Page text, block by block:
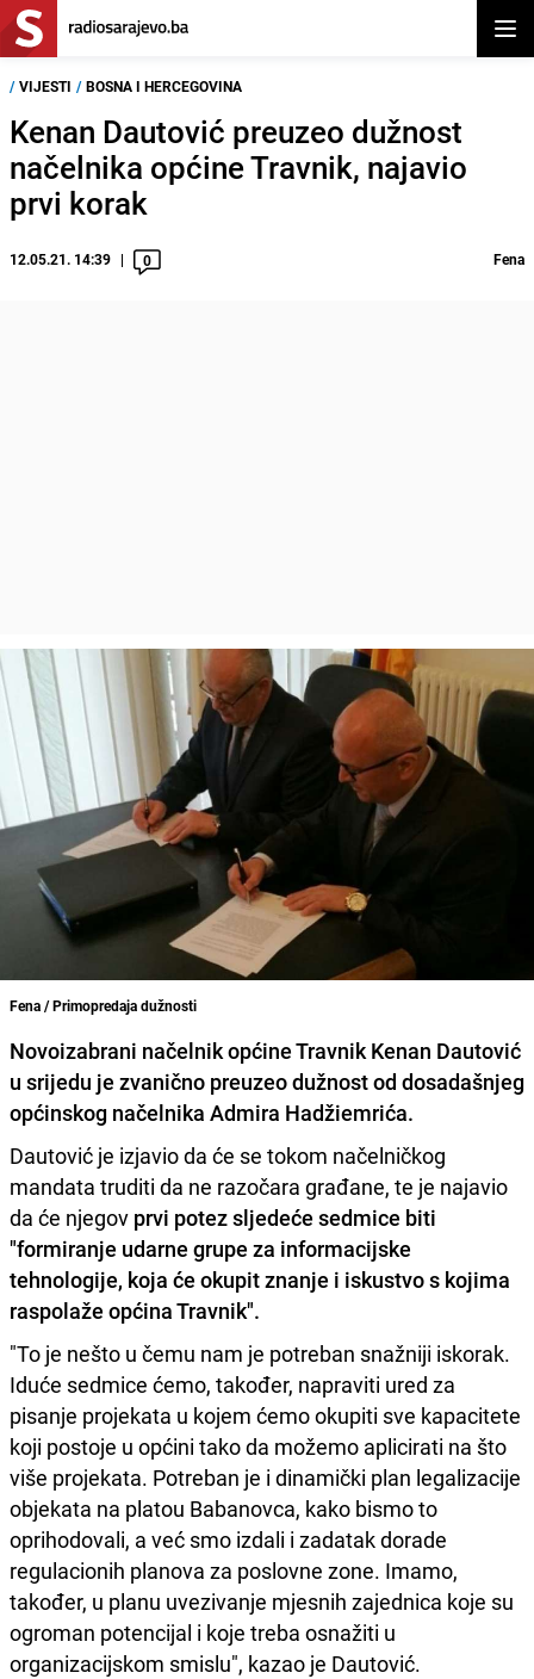
/ VIJESTI / BOSNA I HERCEGOVINA
Kenan Dautović preuzeo dužnost
načelnika općine Travnik, najavio
prvi korak
12.05.21. 14:39 0 Fena
Fena / Primopredaja dužnosti
Novoizabrani načelnik općine Travnik Kenan Dautović
u srijedu je zvanično preuzeo dužnost od dosadašnjeg
općinskog načelnika Admira Hadžiemrića.
Dautović je izjavio da će se tokom načelničkog
mandata truditi da ne razočara građane, te je najavio
da će njegov prvi potez sljedeće sedmice biti
"formiranje udarne grupe za informacijske
tehnologije, koja će okupit znanje i iskustvo s kojima
raspolaže općina Travnik".
"To je nešto u čemu nam je potreban snažniji iskorak.
Iduće sedmice ćemo, također, napraviti ured za
pisanje projekata u kojem ćemo okupiti sve kapacitete
koji postoje u općini tako da možemo aplicirati na što
više projekata. Potreban je i dinamički plan legalizacije
objekata na platou Babanovca, kako bismo to
oprihodovali, a već smo izdali i zadatak dorade
regulacionih planova za poslovne zone. Imamo,
također, u planu uvezivanje mjesnih zajednica koje su
ogroman potencijal i koje treba osnažiti u
organizacijskom smislu", kazao je Dautović.